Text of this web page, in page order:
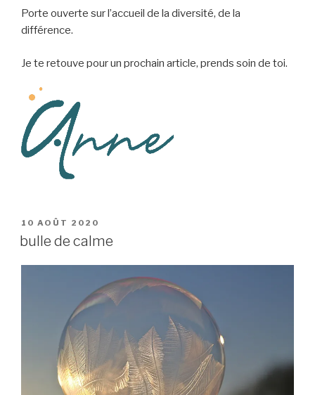
Porte ouverte sur l’accueil de la diversité, de la
différence.
Je te retouve pour un prochain article, prends soin de toi.
PUBLIÉ
LE
10 AOÛT 2020
bulle de calme